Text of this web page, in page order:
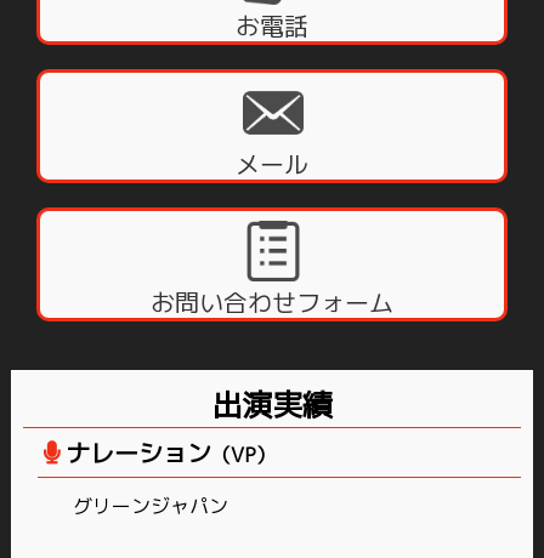
お電話
メール
お問い合わせフォーム
出演実績
ナレーション （VP）
グリーンジャパン